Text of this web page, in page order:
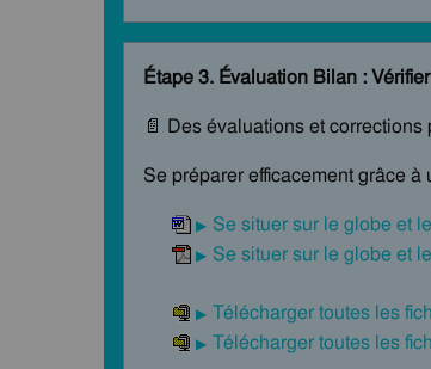
Étape 3. Évaluation Bilan :
📄 Des évaluations et
Se préparer efficacement grâce
Se situer sur le globe et
Se situer sur le globe et
Télécharger toutes les
Télécharger toutes les